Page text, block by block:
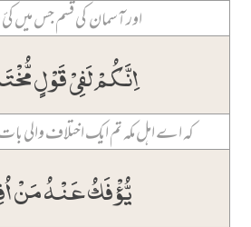
اور آسمان کی قسم جس میں
اِنَّکُمۡ لَفِیۡ قَوۡلٍ
کہ اے اہل مکہ تم ایک اختلاف والی
یُّؤۡفَکُ عَنۡہُ مَنۡ